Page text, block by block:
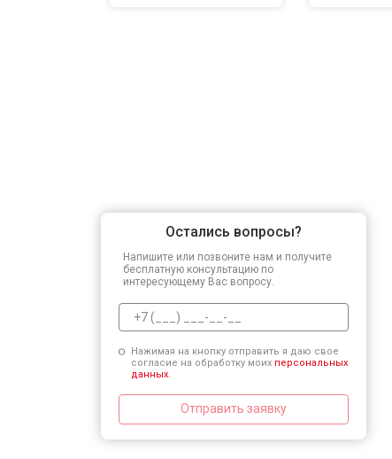
Остались вопросы?
Напишите или позвоните нам и получите
бесплатную консультацию по
интересующему Вас вопросу.
Нажимая на кнопку отправить я даю свое
согласие на обработку моих персональных
данных.
Отправить заявку